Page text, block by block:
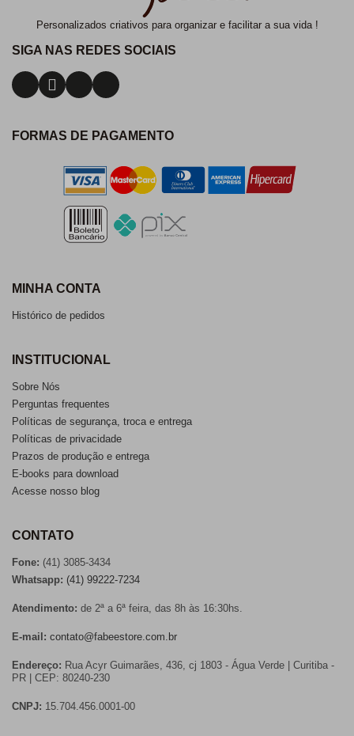
Personalizados criativos para organizar e facilitar a sua vida !
SIGA NAS REDES SOCIAIS
FORMAS DE PAGAMENTO
MINHA CONTA
Histórico de pedidos
INSTITUCIONAL
Sobre Nós
Perguntas frequentes
Políticas de segurança, troca e entrega
Políticas de privacidade
Prazos de produção e entrega
E-books para download
Acesse nosso blog
CONTATO
Fone: (41) 3085-3434
Whatsapp: (41) 99222-7234
Atendimento: de 2ª a 6ª feira, das 8h às 16:30hs.
E-mail: contato@fabeestore.com.br
Endereço: Rua Acyr Guimarães, 436, cj 1803 - Água Verde | Curitiba -
PR | CEP: 80240-230
CNPJ: 15.704.456.0001-00